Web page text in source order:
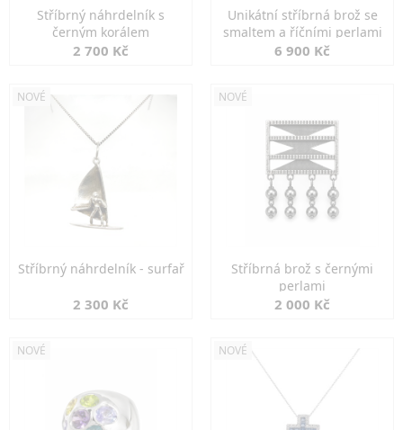
Stříbrný náhrdelník s
černým korálem
2 700 Kč
Unikátní stříbrná brož se
smaltem a říčními perlami
6 900 Kč
NOVÉ
Stříbrný náhrdelník - surfař
2 300 Kč
NOVÉ
Stříbrná brož s černými
perlami
2 000 Kč
NOVÉ NOVÉ